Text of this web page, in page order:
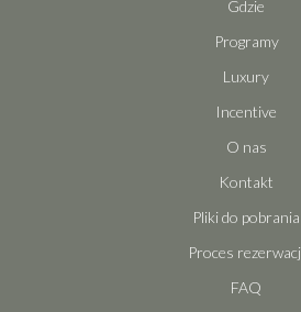
Gdzie
Programy
Luxury
Incentive
O nas
Kontakt
Pliki do pobrania
Proces
FAQ